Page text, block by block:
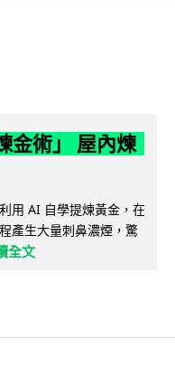
金術」 屋內煉
用 AI 自學提煉黃金，在
產生大量刺鼻濃煙，驚
全文